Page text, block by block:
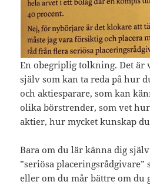
En obegriplig tolkning. Det är
själv som kan ta reda på hur
och aktiesparare, som kan
olika börstrender, som vet
aktier, hur mycket kunskap
Bara om du lär känna dig
”seriösa placeringsrådgivare”
eller om du mår bättre om du